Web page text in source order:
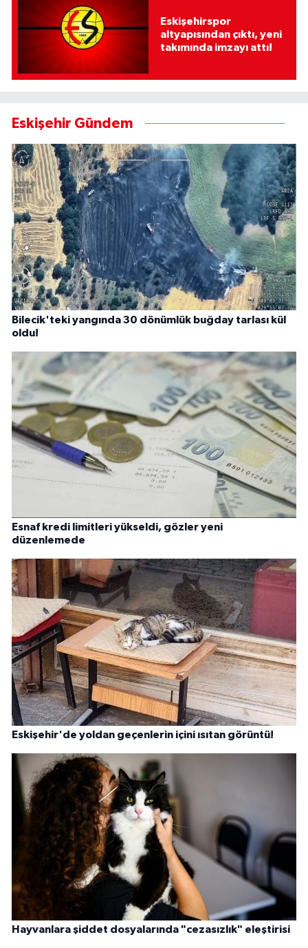
Eskişehirspor
altyapısından çıktı, yeni
takımında imzayı attı!
Eskişehir Gündem
Bilecik'teki yangında 30 dönümlük buğday tarlası kül
oldu!
Esnaf kredi limitleri yükseldi, gözler yeni
düzenlemede
Eskişehir'de yoldan geçenlerin içini ısıtan görüntü!
Hayvanlara şiddet dosyalarında "cezasızlık" eleştirisi